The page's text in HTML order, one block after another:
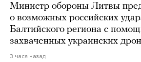
Министр обороны Литвы
о возможных российских
Балтийского региона с
захваченных украинских
3 часа назад